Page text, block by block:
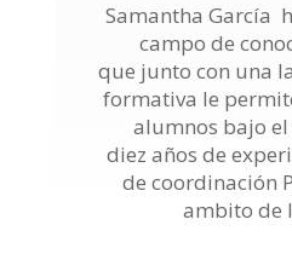
Samantha García
campo de
que junto con una
formativa le
alumnos bajo
diez años de
de coordinación
ambito de